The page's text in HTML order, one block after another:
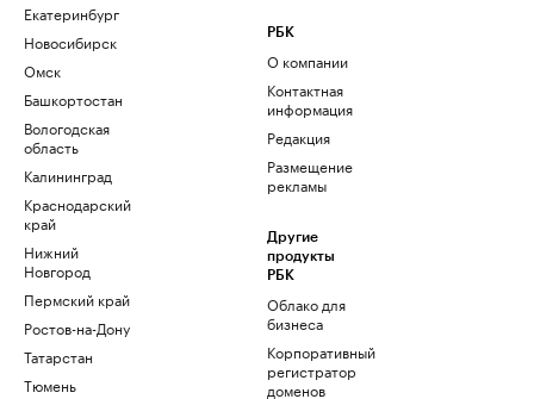
Екатеринбург
Новосибирск
Омск
Башкортостан
Вологодская
область
Калининград
Краснодарский
край
Нижний
Новгород
Пермский край
Ростов-на-Дону
Татарстан
Тюмень
РБК
О компании
Контактная
информация
Редакция
Размещение
рекламы
Другие
продукты
РБК
Облако для
бизнеса
Корпоративный
регистратор
доменов